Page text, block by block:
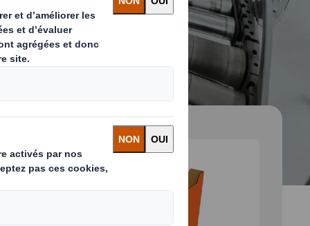
and next buttons to move between slides. Only